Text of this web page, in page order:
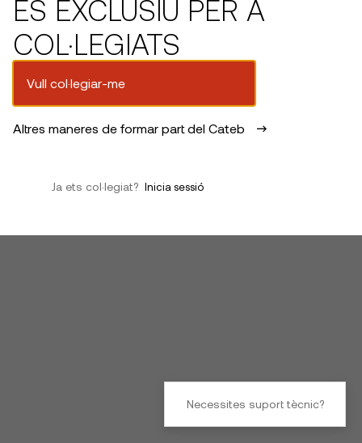
ÉS EXCLUSIU PER A
COL·LEGIATS
Vull col·legiar-me
Altres maneres de formar part del Cateb
Ja ets col·legiat? Inicia sessió
Necessites suport tècnic?